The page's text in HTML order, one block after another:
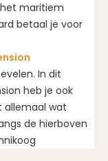
maritiem
betaal je voor
In dit
heb je ook
allemaal wat
de hierboven